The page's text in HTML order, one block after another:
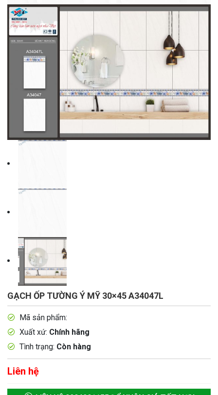
GẠCH ỐP TƯỜNG Ý MỸ 30×45 A34047L
Mã sản phẩm:
Xuất xứ: Chính hãng
Tình trạng: Còn hàng
Liên hệ